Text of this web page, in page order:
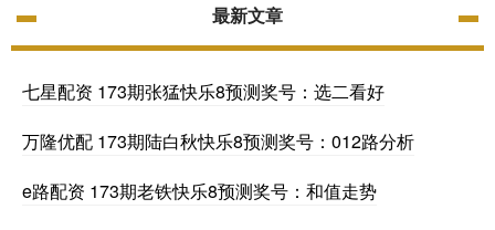
最新文章
七星配资 173期张猛快乐8预测奖号：选二看好
万隆优配 173期陆白秋快乐8预测奖号：012路分析
e路配资 173期老铁快乐8预测奖号：和值走势